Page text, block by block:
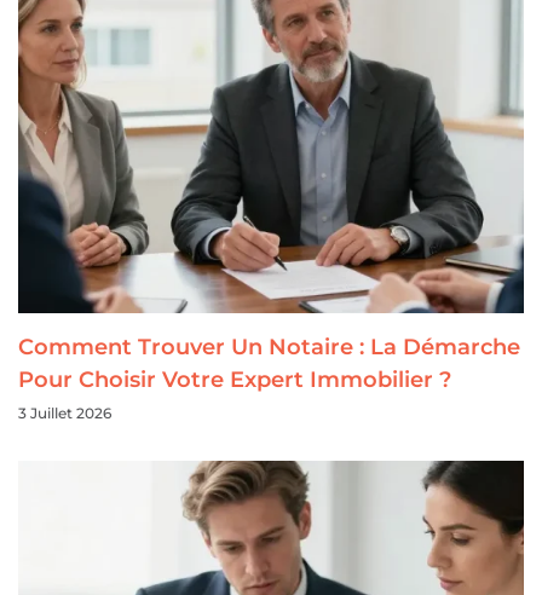
Comment Trouver Un Notaire : La Démarche
Pour Choisir Votre Expert Immobilier ?
3 Juillet 2026